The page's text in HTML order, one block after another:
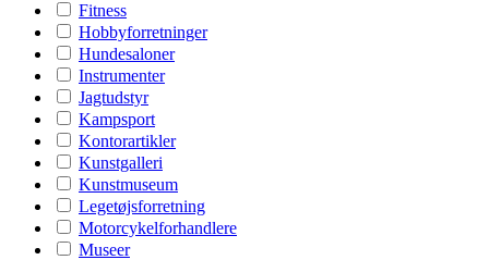
Fitness
Hobbyforretninger
Hundesaloner
Instrumenter
Jagtudstyr
Kampsport
Kontorartikler
Kunstgalleri
Kunstmuseum
Legetøjsforretning
Motorcykelforhandlere
Museer